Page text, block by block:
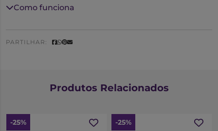
Como funciona
PARTILHAR:
Produtos Relacionados
-25% -25%